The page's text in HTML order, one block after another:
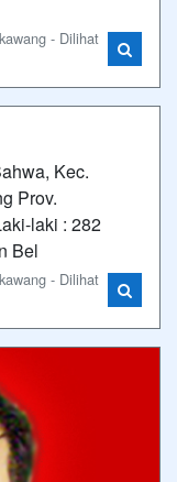
- Dilihat
Kec.
Prov.
laki : 282
Bel
- Dilihat